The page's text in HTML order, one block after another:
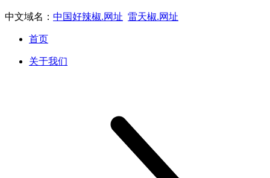
中文域名： 中国好辣椒.网址 雷天椒.网址
首页
关于我们